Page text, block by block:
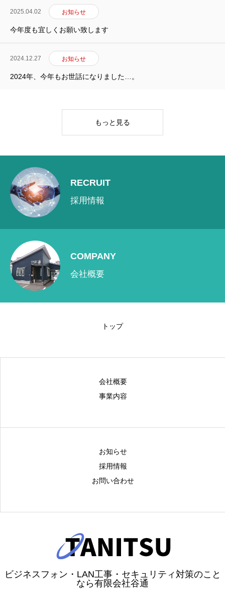
会社概要
事業内容
お知らせ
採用情報
お問い合わせ
プライバシーポリシー
2025.04.02 お知らせ
今年度も宜しくお願い致します
2024.12.27 お知らせ
2024年、今年もお世話になりました…。
もっと見る
RECRUIT
採用情報
COMPANY
会社概要
トップ
会社概要
事業内容
お知らせ
採用情報
お問い合わせ
ビジネスフォン・LAN工事・セキュリティ対策のこと
なら有限会社谷通